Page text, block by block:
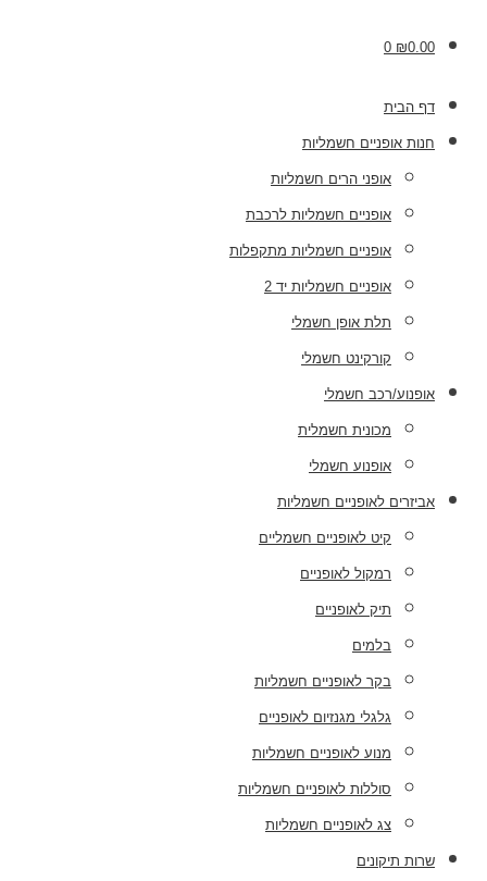
₪0.00
0
דף הבית
חנות אופניים חשמליות
אופני הרים חשמליות
אופניים חשמליות לרכבת
אופניים חשמליות מתקפלות
אופניים חשמליות יד 2
תלת אופן חשמלי
קורקינט חשמלי
אופנוע/רכב חשמלי
מכונית חשמלית
אופנוע חשמלי
אביזרים לאופניים חשמליות
קיט לאופניים חשמליים
רמקול לאופניים
תיק לאופניים
בלמים
בקר לאופניים חשמליות
גלגלי מגנזיום לאופניים
מנוע לאופניים חשמליות
סוללות לאופניים חשמליות
צג לאופניים חשמליות
שרות תיקונים